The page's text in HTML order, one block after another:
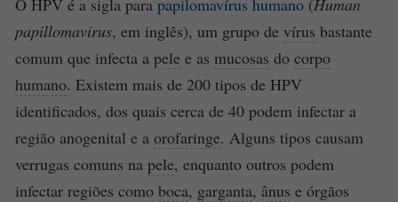
papillomavirus, em inglês), um grupo de vírus bastante
comum que infecta a pele e as mucosas do corpo
humano. Existem mais de 200 tipos de HPV
identificados, dos quais cerca de 40 podem infectar a
região anogenital e a orofaringe. Alguns tipos causam
verrugas comuns na pele, enquanto outros podem
infectar regiões como boca, garganta, ânus e órgãos